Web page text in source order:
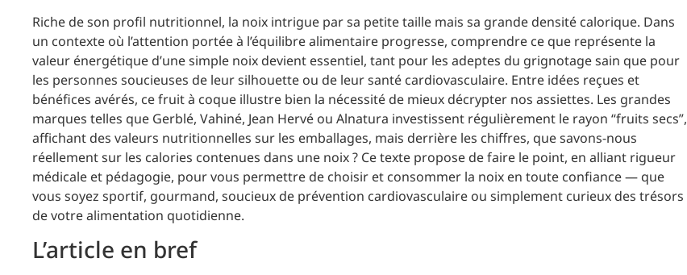
Riche de son profil nutritionnel, la noix intrigue par sa petite taille mais sa grande densité calorique. Dans
un contexte où l’attention portée à l’équilibre alimentaire progresse, comprendre ce que représente la
valeur énergétique d’une simple noix devient essentiel, tant pour les adeptes du grignotage sain que pour
les personnes soucieuses de leur silhouette ou de leur santé cardiovasculaire. Entre idées reçues et
bénéfices avérés, ce fruit à coque illustre bien la nécessité de mieux décrypter nos assiettes. Les grandes
marques telles que Gerblé, Vahiné, Jean Hervé ou Alnatura investissent régulièrement le rayon “fruits secs”,
affichant des valeurs nutritionnelles sur les emballages, mais derrière les chiffres, que savons-nous
réellement sur les calories contenues dans une noix ? Ce texte propose de faire le point, en alliant rigueur
médicale et pédagogie, pour vous permettre de choisir et consommer la noix en toute confiance — que
vous soyez sportif, gourmand, soucieux de prévention cardiovasculaire ou simplement curieux des trésors
de votre alimentation quotidienne.
L’article en bref